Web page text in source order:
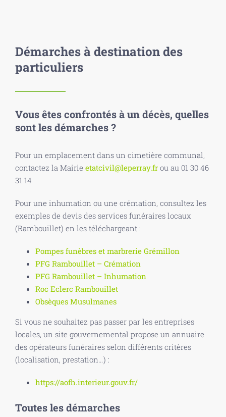
Démarches à destination des
particuliers
Vous êtes confrontés à un décès, quelles
sont les démarches ?
Pour un emplacement dans un cimetière communal,
contactez la Mairie etatcivil@leperray.fr ou au 01 30 46
31 14
Pour une inhumation ou une crémation, consultez les
exemples de devis des services funéraires locaux
(Rambouillet) en les téléchargeant :
Pompes funèbres et marbrerie Grémillon
PFG Rambouillet – Crémation
PFG Rambouillet – Inhumation
Roc Eclerc Rambouillet
Obsèques Musulmanes
Si vous ne souhaitez pas passer par les entreprises
locales, un site gouvernemental propose un annuaire
des opérateurs funéraires selon différents critères
(localisation, prestation…) :
https://aofh.interieur.gouv.fr/
Toutes les démarches